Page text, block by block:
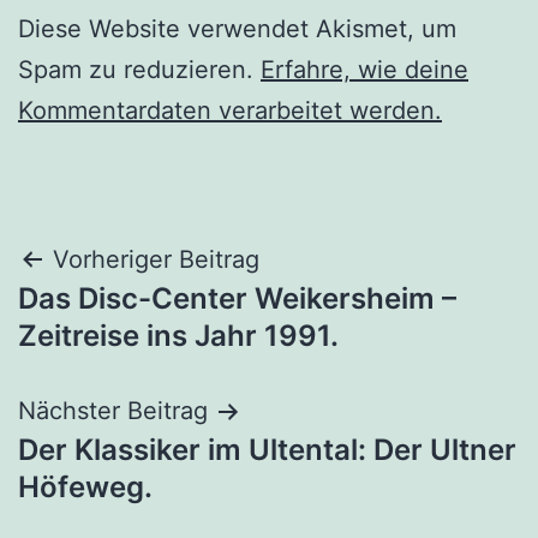
Diese Website verwendet Akismet, um
Spam zu reduzieren. Erfahre, wie deine
Kommentardaten verarbeitet werden.
Beitragsnavigation
Vorheriger Beitrag
Das Disc-Center Weikersheim –
Zeitreise ins Jahr 1991.
Nächster Beitrag
Der Klassiker im Ultental: Der Ultner
Höfeweg.